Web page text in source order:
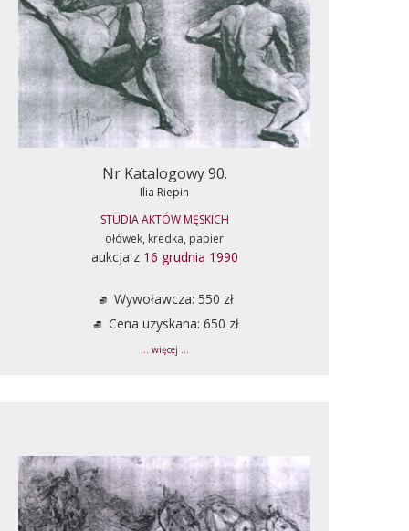
Nr Katalogowy 90.
Ilia Riepin
STUDIA AKTÓW MĘSKICH
ołówek, kredka, papier
aukcja z 16 grudnia 1990
Wywoławcza: 550 zł
Cena uzyskana: 650 zł
... więcej ...